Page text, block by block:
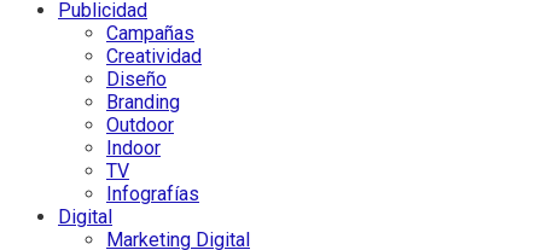
Publicidad
Campañas
Creatividad
Diseño
Branding
Outdoor
Indoor
TV
Infografías
Digital
Marketing Digital